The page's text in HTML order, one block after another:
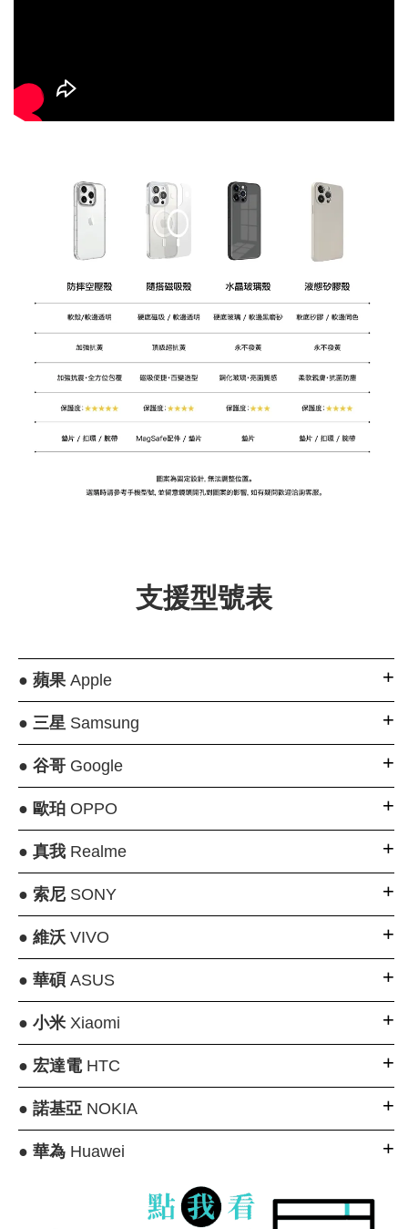
視化妝包
NT$ 159
NT$ 189
NT$ 249
瀏覽更多
支援型號表
● 蘋果Apple
● 三星Samsung
● 谷哥Google
● 歐珀OPPO
● 真我Realme
● 索尼SONY
● 維沃VIVO
● 華碩 ASUS
● 小米Xiaomi
● 宏達電HTC
● 諾基亞NOKIA
● 華為Huawei